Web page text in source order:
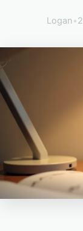
Logan•